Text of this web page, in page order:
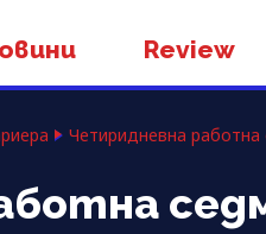
Review
Четиридневна